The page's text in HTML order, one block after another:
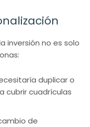
inversión no es solo
duplicar o
cubrir cuadrículas
de